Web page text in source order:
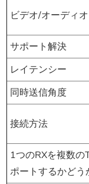
ビデオ/オーディオ
サポート解決
レイテンシー
同時送信角度
接続方法
1つのRXを複数の
ポートするかどう